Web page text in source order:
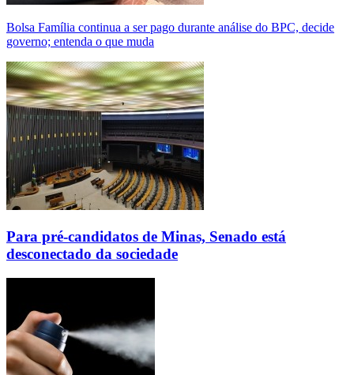
Bolsa Família continua a ser pago durante análise do BPC, decide
governo; entenda o que muda
Para pré-candidatos de Minas, Senado está
desconectado da sociedade